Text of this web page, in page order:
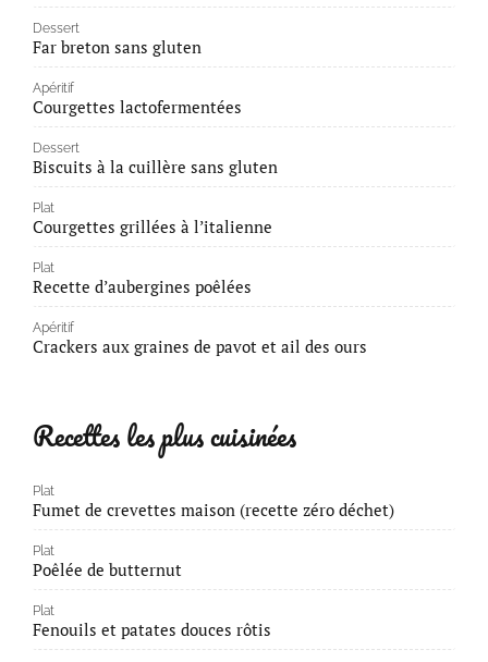
Dessert
Far breton sans gluten
Apéritif
Courgettes lactofermentées
Dessert
Biscuits à la cuillère sans gluten
Plat
Courgettes grillées à l’italienne
Plat
Recette d’aubergines poêlées
Apéritif
Crackers aux graines de pavot et ail des ours
Recettes les plus cuisinées
Plat
Fumet de crevettes maison (recette zéro déchet)
Plat
Poêlée de butternut
Plat
Fenouils et patates douces rôtis